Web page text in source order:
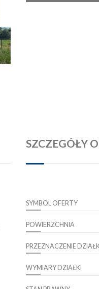
SZCZEGÓŁY
SYMBOL OFERTY
POWIERZCHNIA
PRZEZNACZENIE
WYMIARY DZIAŁKI